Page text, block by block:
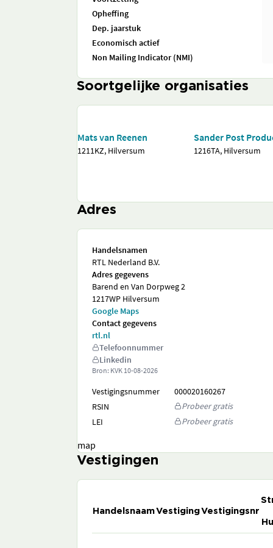
Opheffing
Dep. jaarstuk
Economisch actief
Non Mailing Indicator (NMI)
Soortgelijke organisaties
Mats van Reenen
1211KZ, Hilversum
Sander Post
1216TA, Hilversum
Adres
Handelsnamen
RTL Nederland B.V.
Adres gegevens
Barend en Van Dorpweg 2
1217WP Hilversum
Google Maps
Contact gegevens
rtl.nl
Telefoonnummer
Linkedin
Bron: KVK 10-08-2026
Vestigingsnummer
000020160267
RSIN
Probeer gratis
LEI
Probeer gratis
map
Vestigingen
HandelsnaamVestigingVestigingsnr